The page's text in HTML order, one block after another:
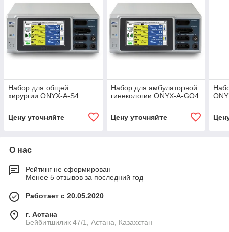
Набор для общей
хирургии ONYX-A-S4
Цену уточняйте
Набор для амбулаторной
гинекологии ONYX-A-GO4
Цену уточняйте
О нас
Рейтинг не сформирован
Менее 5 отзывов за последний год
Работает с 20.05.2020
г. Астана
Бейбитшилик 47/1, Астана, Казахстан